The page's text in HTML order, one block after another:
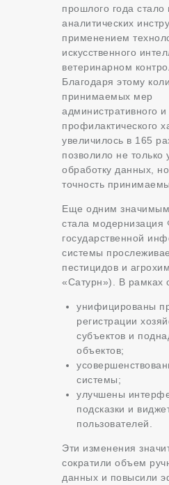
прошлого года стало
аналитических
применением
искусственного
ветеринарном
Благодаря этому
принимаемых мер
административного и
профилактического
увеличилось в 165
позволило не только
обработку данных,
точность
Еще одним
стала модернизация
государственной
системы
пестицидов и
«Сатурн»). В рамках
унифицированы
регистрации
субъектов и
объектов;
системы;
улучшены
подсказки и
пользователей.
Эти изменения
сократили объем
данных и повысили